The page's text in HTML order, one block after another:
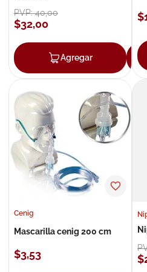
PVP:40,00
$32,00
Agregar
$
Cenig
Mascarilla cenig 200 cm
$3,53 $